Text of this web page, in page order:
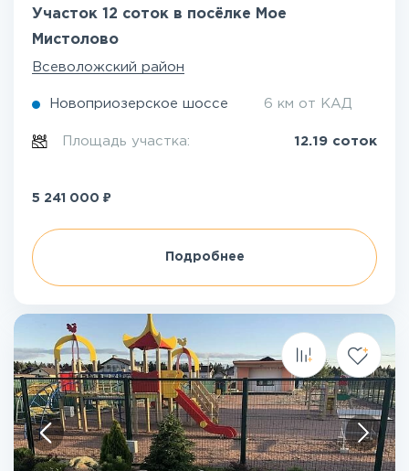
Участок 12 соток в посёлке Мое
Мистолово
Всеволожский район
Новоприозерское шоссе 6 км от КАД
Площадь участка: 12.19 соток
5 241 000 ₽
Подробнее